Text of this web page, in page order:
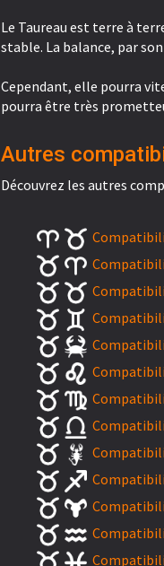
Le Taureau est terre à
stable. La balance, par
Cependant, elle pourra
pourra être très
Autres
Découvrez les autres